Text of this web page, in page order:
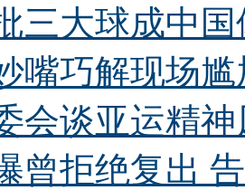
三大球成中
嘴巧解现场
会谈亚运精
曾拒绝复出